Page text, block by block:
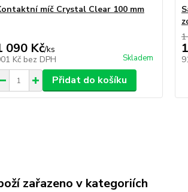
míč Crystal Clear 100 mm
090 Kč/ks
Kč bez DPH Skladem
Přidat do košíku
1
zařazeno v kategoriích